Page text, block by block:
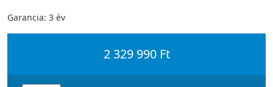
Garancia: 3 év
2 329 990 Ft